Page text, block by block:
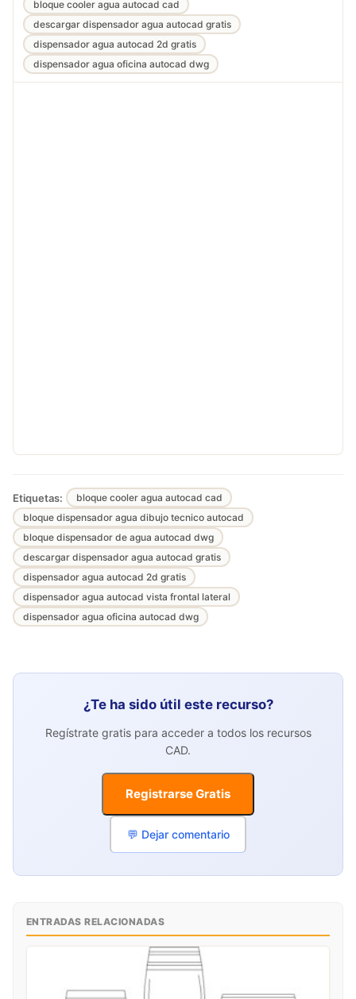
bloque cooler agua autocad cad
descargar dispensador agua autocad gratis
dispensador agua autocad 2d gratis
dispensador agua oficina autocad dwg
Etiquetas:
bloque cooler agua autocad cad
bloque dispensador agua dibujo tecnico autocad
bloque dispensador de agua autocad dwg
descargar dispensador agua autocad gratis
dispensador agua autocad 2d gratis
dispensador agua autocad vista frontal lateral
dispensador agua oficina autocad dwg
¿Te ha sido útil este recurso?
Regístrate gratis para acceder a todos los recursos
CAD.
Registrarse Gratis
💬 Dejar comentario
ENTRADAS RELACIONADAS